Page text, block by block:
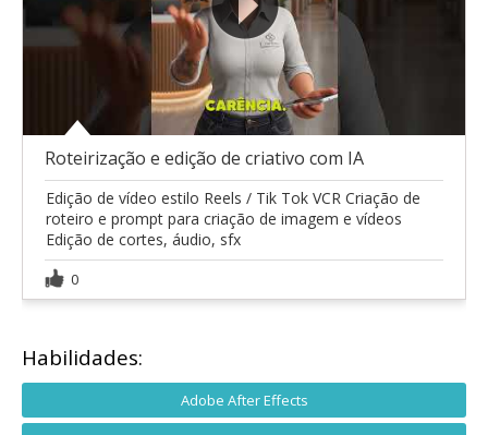
Roteirização e edição de criativo com IA
Edição de vídeo estilo Reels / Tik Tok VCR Criação de
roteiro e prompt para criação de imagem e vídeos
Edição de cortes, áudio, sfx
0
Habilidades:
Adobe After Effects